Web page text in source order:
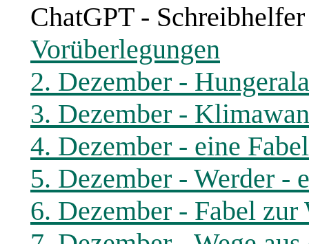
ChatGPT - Schreibhelfer
Vorüberlegungen
2. Dezember -
3. Dezember -
4. Dezember - eine
5. Dezember - Werder -
6. Dezember - Fabel zur